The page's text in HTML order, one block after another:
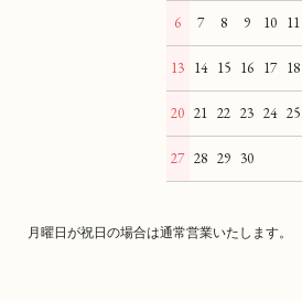
6 7 8 9 10 11
13 14 15 16 17 18
20 21 22 23 24 25
27 28 29 30
月曜日が祝日の場合は通常営業いたします。